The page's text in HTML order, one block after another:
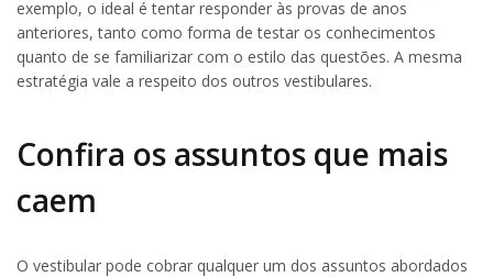
exemplo, o ideal é tentar responder às provas de anos
anteriores, tanto como forma de testar os conhecimentos
quanto de se familiarizar com o estilo das questões. A mesma
estratégia vale a respeito dos outros vestibulares.
Confira os assuntos que mais
caem
O vestibular pode cobrar qualquer um dos assuntos abordados